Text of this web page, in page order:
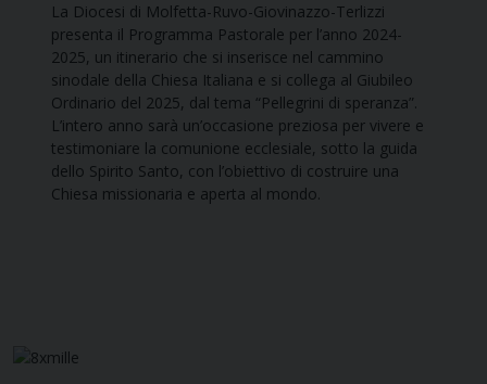
La Diocesi di Molfetta-Ruvo-Giovinazzo-Terlizzi
presenta il Programma Pastorale per l’anno 2024-
2025, un itinerario che si inserisce nel cammino
sinodale della Chiesa Italiana e si collega al Giubileo
Ordinario del 2025, dal tema “Pellegrini di speranza”.
L’intero anno sarà un’occasione preziosa per vivere e
testimoniare la comunione ecclesiale, sotto la guida
dello Spirito Santo, con l’obiettivo di costruire una
Chiesa missionaria e aperta al mondo.